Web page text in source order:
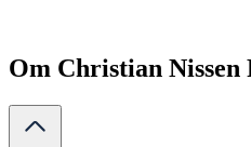
Om Christian Nissen